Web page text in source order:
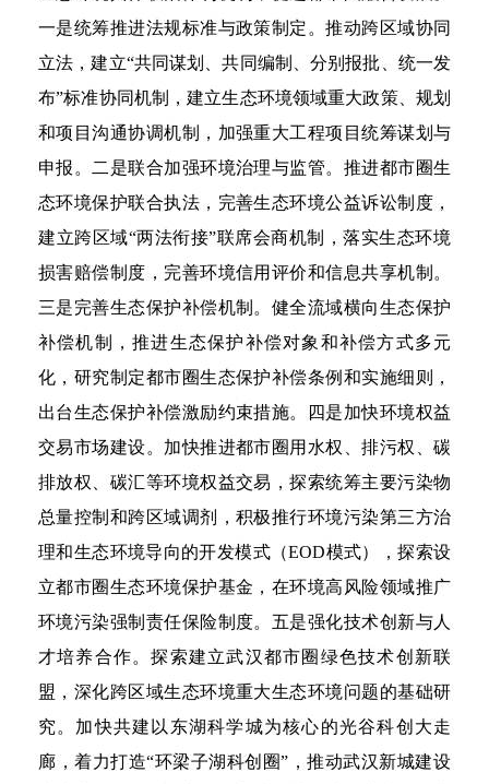
一是统筹推进法规标准与政策制定。推动跨区域协同
立法，建立“共同谋划、共同编制、分别报批、统一发
布”标准协同机制，建立生态环境领域重大政策、规划
和项目沟通协调机制，加强重大工程项目统筹谋划与
申报。二是联合加强环境治理与监管。推进都市圈生
态环境保护联合执法，完善生态环境公益诉讼制度，
建立跨区域“两法衔接”联席会商机制，落实生态环境
损害赔偿制度，完善环境信用评价和信息共享机制。
三是完善生态保护补偿机制。健全流域横向生态保护
补偿机制，推进生态保护补偿对象和补偿方式多元
化，研究制定都市圈生态保护补偿条例和实施细则，
出台生态保护补偿激励约束措施。四是加快环境权益
交易市场建设。加快推进都市圈用水权、排污权、碳
排放权、碳汇等环境权益交易，探索统筹主要污染物
总量控制和跨区域调剂，积极推行环境污染第三方治
理和生态环境导向的开发模式（EOD模式），探索设
立都市圈生态环境保护基金，在环境高风险领域推广
环境污染强制责任保险制度。五是强化技术创新与人
才培养合作。探索建立武汉都市圈绿色技术创新联
盟，深化跨区域生态环境重大生态环境问题的基础研
究。加快共建以东湖科学城为核心的光谷科创大走
廊，着力打造“环梁子湖科创圈”，推动武汉新城建设